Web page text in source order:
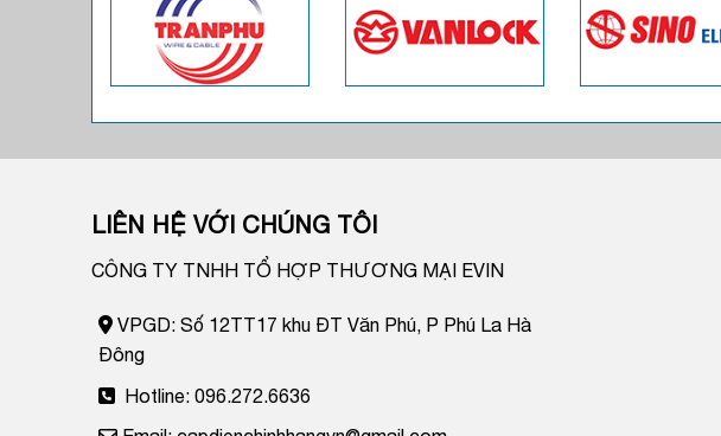
LIÊN HỆ VỚI CHÚNG TÔI
CÔNG TY TNHH TỔ HỢP THƯƠNG MẠI EVIN
VPGD: Số 12TT17 khu ĐT Văn Phú, P Phú La Hà
Đông
Hotline: 096.272.6636